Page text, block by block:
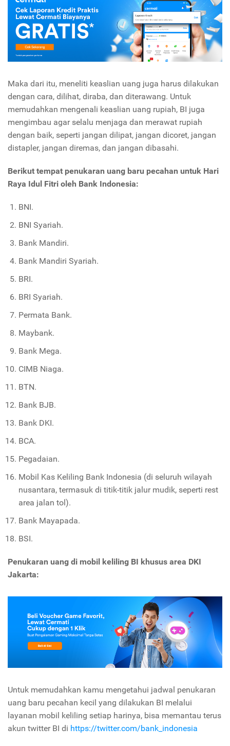
Maka dari itu, meneliti keaslian uang juga harus dilakukan
dengan cara, dilihat, diraba, dan diterawang. Untuk
memudahkan mengenali keaslian uang rupiah, BI juga
mengimbau agar selalu menjaga dan merawat rupiah
dengan baik, seperti jangan dilipat, jangan dicoret, jangan
distapler, jangan diremas, dan jangan dibasahi.
Berikut tempat penukaran uang baru pecahan untuk Hari
Raya Idul Fitri oleh Bank Indonesia:
BNI.
BNI Syariah.
Bank Mandiri.
Bank Mandiri Syariah.
BRI.
BRI Syariah.
Permata Bank.
Maybank.
Bank Mega.
CIMB Niaga.
BTN.
Bank BJB.
Bank DKI.
BCA.
Pegadaian.
Mobil Kas Keliling Bank Indonesia (di seluruh wilayah
nusantara, termasuk di titik-titik jalur mudik, seperti rest
area jalan tol).
Bank Mayapada.
BSI.
Penukaran uang di mobil keliling BI khusus area DKI
Jakarta:
Untuk memudahkan kamu mengetahui jadwal penukaran
uang baru pecahan kecil yang dilakukan BI melalui
layanan mobil keliling setiap harinya, bisa memantau terus
akun twitter BI di https://twitter.com/bank_indonesia